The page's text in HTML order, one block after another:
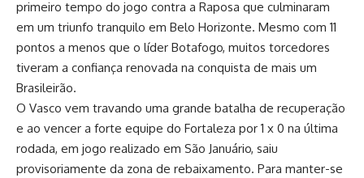
primeiro tempo do jogo contra a Raposa que culminaram
em um triunfo tranquilo em Belo Horizonte. Mesmo com 11
pontos a menos que o líder Botafogo, muitos torcedores
tiveram a confiança renovada na conquista de mais um
Brasileirão.
O Vasco vem travando uma grande batalha de recuperação
e ao vencer a forte equipe do Fortaleza por 1 x 0 na última
rodada, em jogo realizado em São Januário, saiu
provisoriamente da zona de rebaixamento. Para manter-se